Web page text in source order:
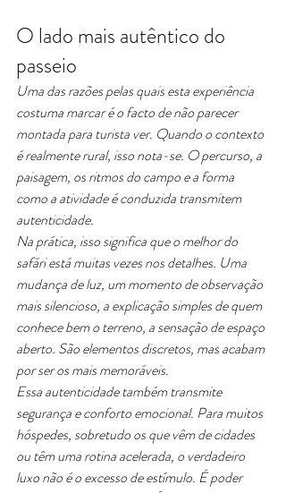
O lado mais autêntico do
passeio
Uma das razões pelas quais esta experiência
costuma marcar é o facto de não parecer
montada para turista ver. Quando o contexto
é realmente rural, isso nota-se. O percurso, a
paisagem, os ritmos do campo e a forma
como a atividade é conduzida transmitem
autenticidade.
Na prática, isso significa que o melhor do
safári está muitas vezes nos detalhes. Uma
mudança de luz, um momento de observação
mais silencioso, a explicação simples de quem
conhece bem o terreno, a sensação de espaço
aberto. São elementos discretos, mas acabam
por ser os mais memoráveis.
Essa autenticidade também transmite
segurança e conforto emocional. Para muitos
hóspedes, sobretudo os que vêm de cidades
ou têm uma rotina acelerada, o verdadeiro
luxo não é o excesso de estímulo. É poder